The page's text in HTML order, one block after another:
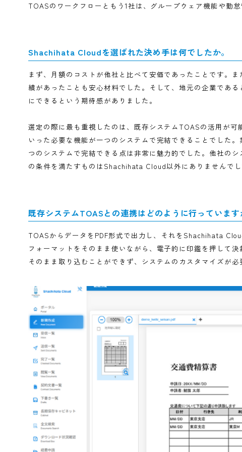
システム導入を検討されたきっかけと、比較検
日本商工会議所全体で、IT化、特に会議所のデジタル
工会議所が主催する合同展示会に参加しました。そこ
問題や、アナログな勤怠管理の課題を解決できるシス
展示会で何社かお話を伺った中で、最終的にTOASの
TOASのワークフローともう1社は、グループウェア機
Shachihata Cloudを選ばれた決め手は何でしたか
まず、月額のコストが他社と比べて安価であったこと
績があったことも安心材料でした。そして、地元の企
にできるという期待感がありました。
選定の際に最も重視したのは、既存システムTOASの
いった必要な機能が一つのシステムで完結できること
つのシステムで完結できる点は非常に魅力的でした。
の条件を満たすものはShachihata Cloud以外にありませ
既存システムTOASとの連携はどのように行って
TOASからデータをPDF形式で出力し、それを
フォーマットをそのまま使いながら、電子的に印鑑を
そのまま取り込むことができず、システムのカスタマ